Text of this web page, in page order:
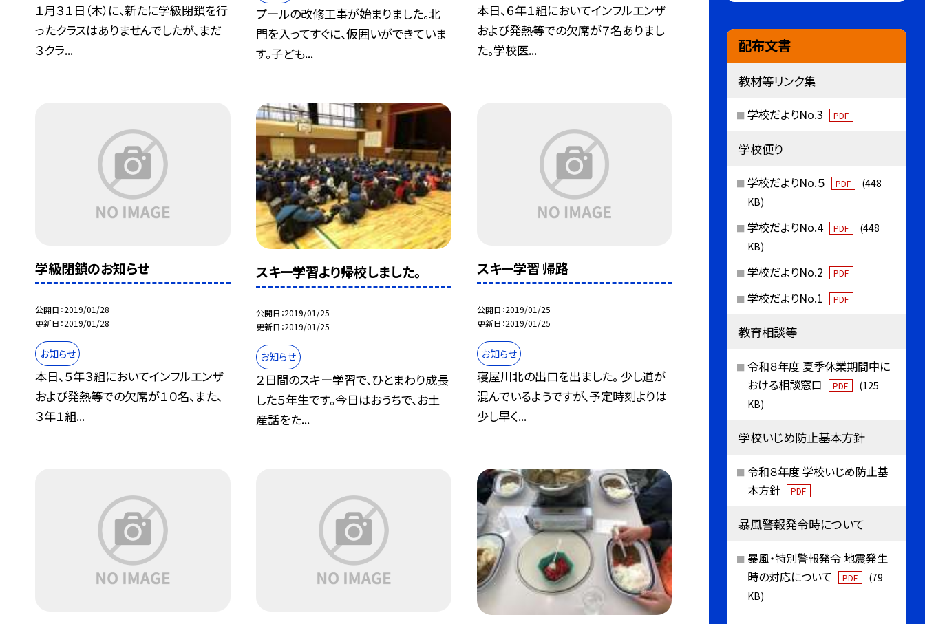
１月３１日（木）に、新たに学級閉鎖を行
ったクラスはありませんでしたが、まだ
３クラ...
プールの改修工事が始まりました。北
門を入ってすぐに、仮囲いができていま
す。子ども...
本日、６年１組においてインフルエンザ
および発熱等での欠席が７名ありまし
た。学校医...
学級閉鎖のお知らせ
公開日 2019/01/28
更新日 2019/01/28
お知らせ
本日、５年３組においてインフルエンザ
および発熱等での欠席が１０名、また、
３年１組...
スキー学習より帰校しました。
公開日 2019/01/25
更新日 2019/01/25
お知らせ
２日間のスキー学習で、ひとまわり成長
した５年生です。今日はおうちで、お土
産話をた...
スキー学習 帰路
公開日 2019/01/25
更新日 2019/01/25
お知らせ
寝屋川北の出口を出ました。 少し道が
混んでいるようですが、予定時刻よりは
少し早く...
配布文書
教材等リンク集
学校だよりNo.3 PDF
学校便り
学校だよりNo.５ PDF
(448
KB)
学校だよりNo.4 PDF
(448
KB)
学校だよりNo.2 PDF
学校だよりNo.1 PDF
教育相談等
令和８年度 夏季休業期間中に
おける相談窓口
PDF
(125
KB)
学校いじめ防止基本方針
令和８年度 学校いじめ防止基
本方針
PDF
暴風警報発令時について
暴風・特別警報発令 地震発生
時の対応について
PDF
(79
KB)